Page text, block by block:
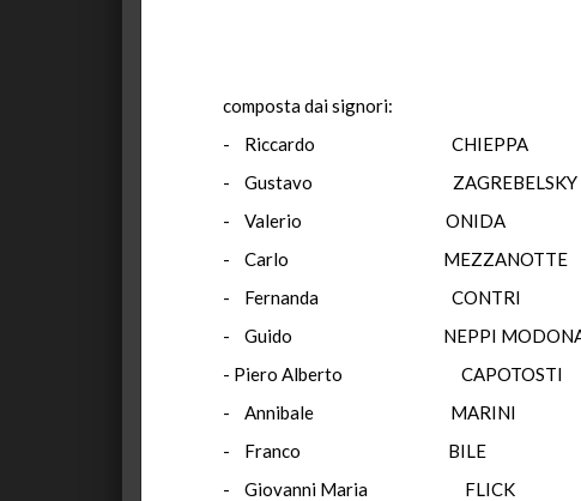
composta dai signori:
- Riccardo CHIEPPA
- Gustavo
- Valerio
- Carlo
- Fernanda
- Guido NEPPI
- Piero Alberto
- Annibale
- Franco
- Giovanni Maria